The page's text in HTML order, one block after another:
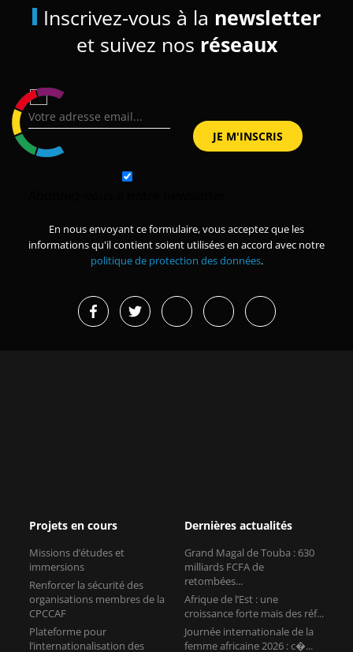
Inscrivez-vous à la newsletter
et suivez nos réseaux
En nous envoyant ce formulaire, vous acceptez que les
informations qu'il contient soient utilisées en accord avec notre
politique de protection des données.
Projets en cours
Missions d’études et
immersions
Renforcer la sécurité des
organisations membres de la
CPCCAF
Plateforme pour
l’internationalisation des
Dernières actualités
Grand Magal de Touba : 630
milliards FCFA de
retombées...
Afrique de l’Est : une
croissance forte mais des réf...
Journée internationale de la
femme africaine 2026 : c�...